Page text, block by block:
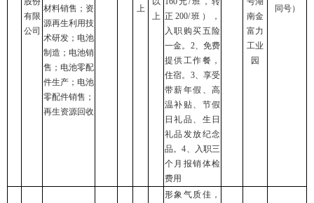
有限
公司
材料销售；资
源再生利用技
术研发；电池
制造；电池销
售；电池零配
件生产；电池
零配件销售；
再生资源回收
上
上 正200/班），
入职购买五险
一金。2、免费
提供工作餐，
住宿。3、享受
带薪年假、高
温补贴、节假
日礼品、生日
礼品发放纪念
品。4、入职三
个月报销体检
费用
南金
富力
工业
园
同号）
形象气质佳，